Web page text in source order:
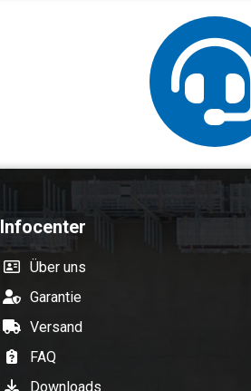
Infocenter
Über uns
Garantie
Versand
FAQ
Downloads